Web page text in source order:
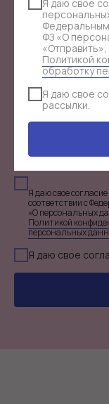
Я даю свое
ФЗ «О
Политикой
обработку
Я даю свое
рассылки.
Узнавай первой
клуба.
Я даю свое
соответствии с
«О персональных
Политикой
персональных
Я даю свое